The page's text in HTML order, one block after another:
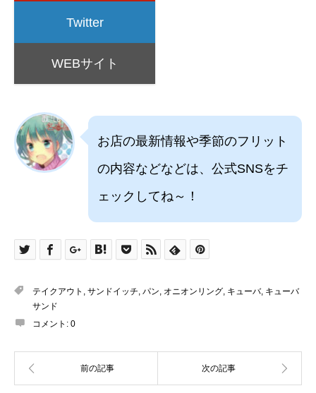
Twitter
WEBサイト
お店の最新情報や季節のフリット
の内容などなどは、公式SNSをチ
ェックしてね～！
テイクアウト , サンドイッチ, パン, オニオンリング, キューバ, キューバ
サンド
コメント: 0